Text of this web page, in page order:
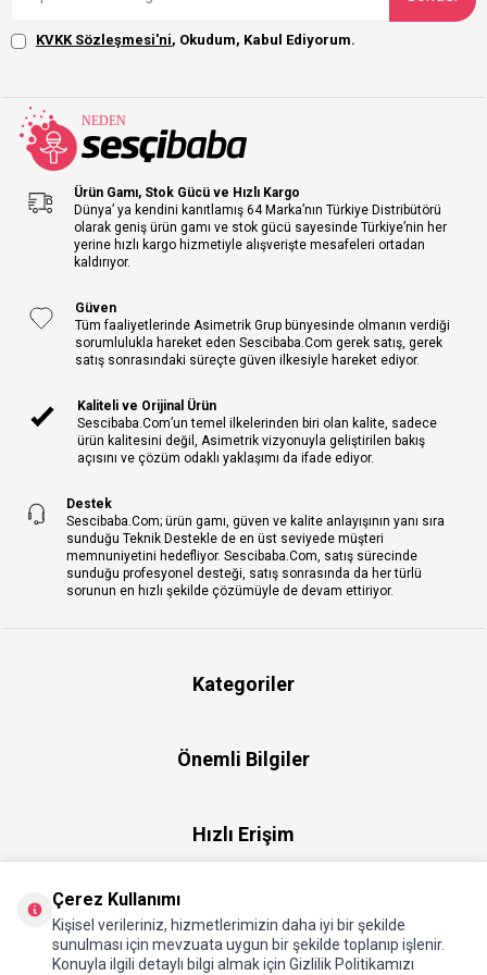
KVKK Sözleşmesi'ni, Okudum, Kabul Ediyorum.
Ürün Gamı, Stok Gücü ve Hızlı Kargo
Dünya’ ya kendini kanıtlamış 64 Marka’nın Türkiye Distribütörü
olarak geniş ürün gamı ve stok gücü sayesinde Türkiye’nin her
yerine hızlı kargo hizmetiyle alışverişte mesafeleri ortadan
kaldırıyor.
Güven
Tüm faaliyetlerinde Asimetrik Grup bünyesinde olmanın verdiği
sorumlulukla hareket eden Sescibaba.Com gerek satış, gerek
satış sonrasındaki süreçte güven ilkesiyle hareket ediyor.
Kaliteli ve Orijinal Ürün
Sescibaba.Com’un temel ilkelerinden biri olan kalite, sadece
ürün kalitesini değil, Asimetrik vizyonuyla geliştirilen bakış
açısını ve çözüm odaklı yaklaşımı da ifade ediyor.
Destek
Sescibaba.Com; ürün gamı, güven ve kalite anlayışının yanı sıra
sunduğu Teknik Destekle de en üst seviyede müşteri
memnuniyetini hedefliyor. Sescibaba.Com, satış sürecinde
sunduğu profesyonel desteği, satış sonrasında da her türlü
sorunun en hızlı şekilde çözümüyle de devam ettiriyor.
Kategoriler
Önemli Bilgiler
Hızlı Erişim
Çerez Kullanımı
Kişisel verileriniz, hizmetlerimizin daha iyi bir şekilde
sunulması için mevzuata uygun bir şekilde toplanıp işlenir.
Konuyla ilgili detaylı bilgi almak için Gizlilik Politikamızı